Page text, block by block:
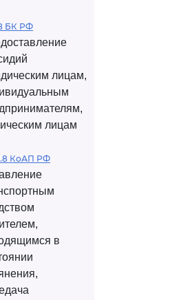
БК РФ
лицам,
лицам
КоАП РФ
в